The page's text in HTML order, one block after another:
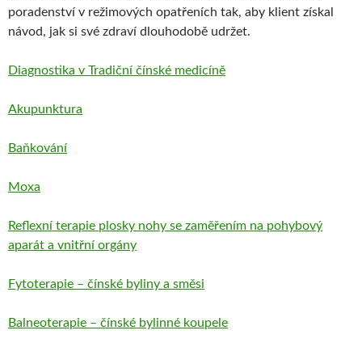
poradenství v režimových opatřeních tak, aby klient získal
návod, jak si své zdraví dlouhodobě udržet.
Diagnostika v Tradiční čínské medicíně
Akupunktura
Baňkování
Moxa
Reflexní terapie plosky nohy se zaměřením na pohybový
aparát a vnitřní orgány
Fytoterapie – čínské byliny a směsi
Balneoterapie – čínské bylinné koupele